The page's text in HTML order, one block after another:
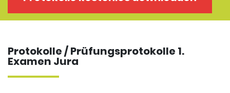
Examensklausuren
Repititorium
Protokolle / Prüfungsprotokolle 1.
Examen Jura